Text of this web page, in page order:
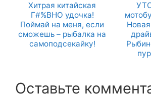
Хитрая китайская
Г#%ВНО удочка!
Поймай на меня, если
сможешь – рыбалка на
самоподсекайку!
Оставьте